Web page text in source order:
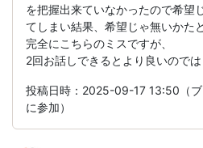
を把握出来ていなかったので希望
てしまい結果、希望じゃ無いかた
完全にこちらのミスですが、
2回お話しできるとより良いのでは
投稿日時：2025-09-17 13:50（
に参加）